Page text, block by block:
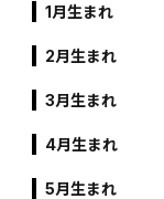
1月生まれ
2月生まれ
3月生まれ
4月生まれ
5月生まれ